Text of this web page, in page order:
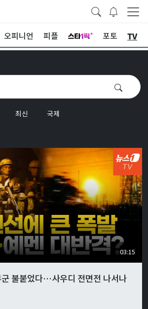
오피니언 피플 포토 TV
최신 국제
03:15
불붙었다…사우디 전면전 나서나